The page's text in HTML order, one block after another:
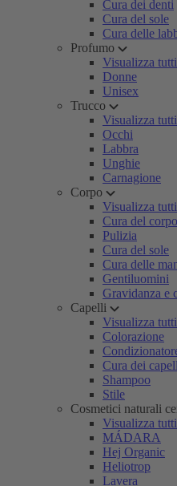
Cura dei denti
Cura del sole
Cura delle
Profumo
Visualizza tutti
Donne
Unisex
Trucco
Visualizza tutti
Occhi
Labbra
Unghie
Carnagione
Corpo
Visualizza tutti
Cura del corpo
Pulizia
Cura del sole
Cura delle
Gentiluomini
Gravidanza e
Capelli
Visualizza tutti
Colorazione
Cura dei
Shampoo
Stile
Cosmetici naturali
Visualizza tutti
MÁDARA
Hej Organic
Heliotrop
Lavera